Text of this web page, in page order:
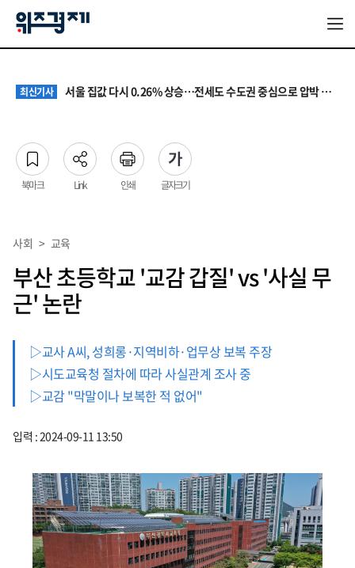
최신기사 서울 집값 다시 0.26% 상승…전세도 수도권 중심으로 압박 커져
최신기사 원·하청 교섭 갈등에 안전 지원 위축까지… 노란봉투법 불확실성 해법은
최신기사 청소년 혐오 표현, '처벌과 낙인'에서 '교양과 상식'으로
북마크 Link 인쇄 글자크기
사회 > 교육
부산 초등학교 '교감 갑질' vs '사실 무
근' 논란
▷교사 A씨, 성희롱·지역비하·업무상 보복 주장
▷시도교육청 절차에 따라 사실관계 조사 중
▷교감 "막말이나 보복한 적 없어"
입력 : 2024-09-11 13:50